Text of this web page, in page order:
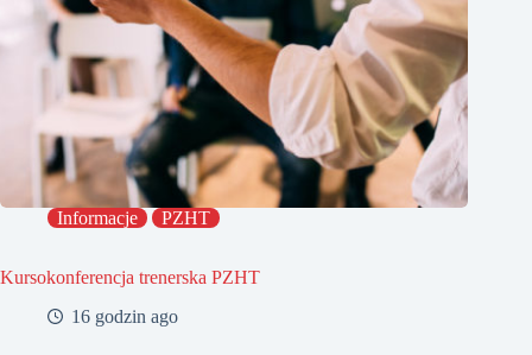
Informacje PZHT
Kursokonferencja trenerska PZHT
16 godzin ago